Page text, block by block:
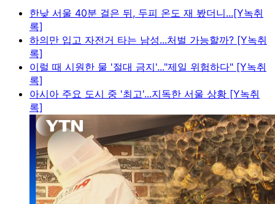
한낮 서울 40분 걸은 뒤, 두피 온도 재 봤더니...[Y녹취
록]
하의만 입고 자전거 타는 남성...처벌 가능할까? [Y녹취
록]
이럴 때 시원한 물 '절대 금지'..."제일 위험하다" [Y녹취
록]
아시아 주요 도시 중 '최고'...지독한 서울 상황 [Y녹취
록]